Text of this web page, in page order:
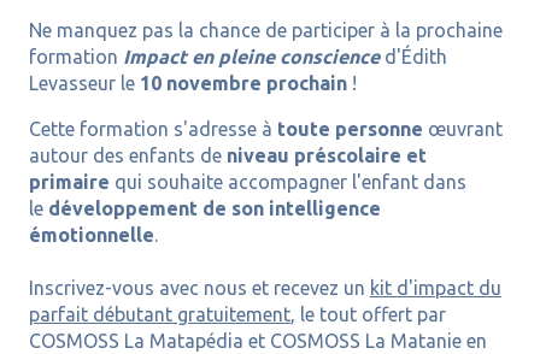
Ne manquez pas la chance de participer à la prochaine
formation Impact en pleine conscienced'Édith
Levasseur le 10 novembre prochain!
Cette formation s'adresse à toute personne œuvrant
autour des enfants de niveau préscolaire et
primaire qui souhaite accompagner l'enfant dans
le développement de son intelligence
émotionnelle.
Inscrivez-vous avec nous et recevez un kit d'impact du
parfait débutant gratuitement, le tout offert par
COSMOSS La Matapédia et COSMOSS La Matanie en